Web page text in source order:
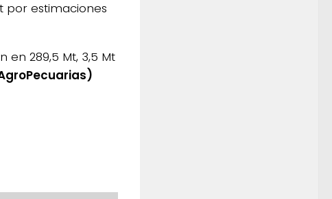
por estimaciones
en 289,5 Mt, 3,5 Mt